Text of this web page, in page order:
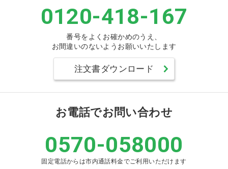
0120-418-167
番号をよくお確かめのうえ、
お間違いのないようお願いいたします
注文書ダウンロード
お電話でお問い合わせ
0570-058000
固定電話からは市内通話料金でご利用いただけます